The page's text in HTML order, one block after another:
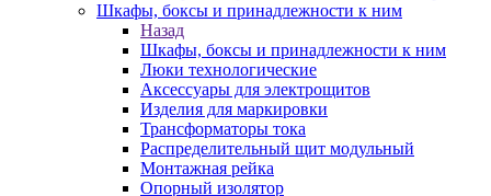
Шкафы, боксы и принадлежности к ним
Назад
Шкафы, боксы и принадлежности к ним
Люки технологические
Аксессуары для электрощитов
Изделия для маркировки
Трансформаторы тока
Распределительный щит модульный
Монтажная рейка
Опорный изолятор